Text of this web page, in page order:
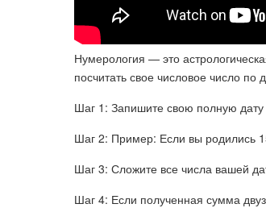
Нумерология — это
посчитать свое числовое число
Шаг 1: Запишите свою полную
Шаг 2: Пример: Если вы родились
Шаг 3: Сложите все числа вашей
Шаг 4: Если полученная сумма